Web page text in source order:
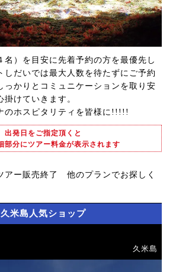
）を目安に先着予約の方を最優先し
しだいでは最大人数を待たずにご予約
っかりとコミュニケーションを取り安
けていきます。
のホスピタリティを皆様に!!!!!
出発日をご指定頂くと
部分にツアー料金が表示されます
アー販売終了 他のプランでお探しく
久米島人気ショップ
久米島